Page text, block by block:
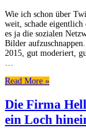
Wie ich schon über
weit, schade
es ja die sozialen
Bilder
2015, gut moderiert,
…
Read More »
Die Firma
ein Loch